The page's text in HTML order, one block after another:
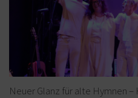
Neuer Glanz für alte Hymnen